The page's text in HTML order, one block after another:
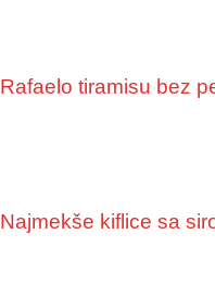
Rafaelo tiramisu bez
Najmekše kiflice sa